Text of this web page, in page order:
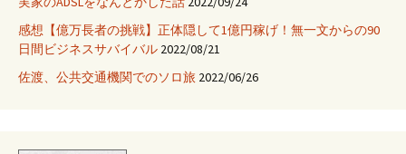
感想【億万長者の挑戦】正体隠して1億円稼げ！無一文からの90
日間ビジネスサバイバル 2022/08/21
佐渡、公共交通機関でのソロ旅 2022/06/26